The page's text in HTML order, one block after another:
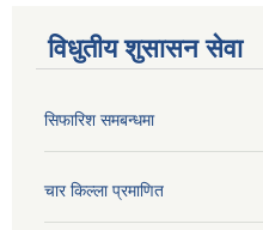
विधुतीय शुसासन सेवा
सिफारिश समबन्धमा
चार किल्ला प्रमाणित